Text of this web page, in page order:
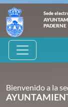
Sede
PADERNE
Bienvenido a la